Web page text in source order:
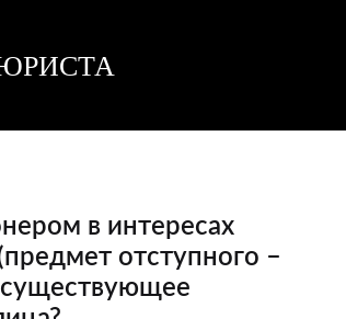
в интересах
отступного –